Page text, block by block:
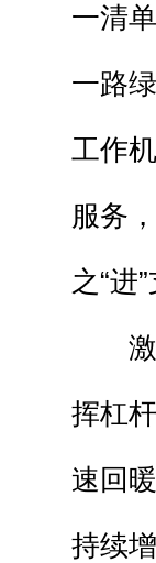
一清
一路
工作
服务
之“进
挥杠
速回
持续